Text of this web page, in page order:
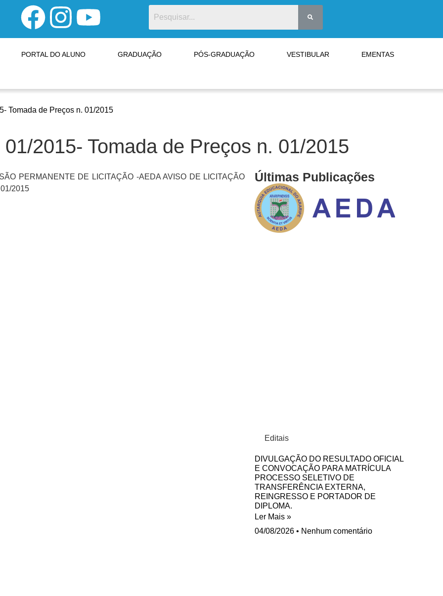
PORTAL DO ALUNO GRADUAÇÃO PÓS-GRADUAÇÃO VESTIBULAR EMENTAS
Tomada de Preços n. 01/2015
2015- Tomada de Preços n. 01/2015
PERMANENTE DE LICITAÇÃO -AEDA AVISO DE LICITAÇÃO
2015
Últimas Publicações
Editais
DIVULGAÇÃO DO RESULTADO OFICIAL
E CONVOCAÇÃO PARA MATRÍCULA
PROCESSO SELETIVO DE
TRANSFERÊNCIA EXTERNA,
REINGRESSO E PORTADOR DE
DIPLOMA.
Ler Mais »
04/08/2026
Nenhum comentário